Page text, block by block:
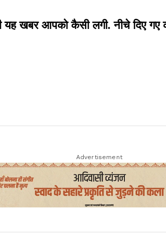
खबर आपको कैसी लगी. नीचे दिए गए
Advertisement